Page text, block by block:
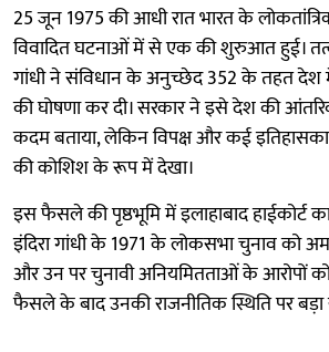
25 जून 1975 की आधी रात भारत के
विवादित घटनाओं में से एक की शुरुआत हुई।
गांधी ने संविधान के अनुच्छेद 352 के तहत
की घोषणा कर दी। सरकार ने इसे देश की
कदम बताया, लेकिन विपक्ष और कई
की कोशिश के रूप में देखा।
इस फैसले की पृष्ठभूमि में इलाहाबाद हाईकोर्ट
इंदिरा गांधी के 1971 के लोकसभा चुनाव को
और उन पर चुनावी अनियमितताओं के आरोपों को
फैसले के बाद उनकी राजनीतिक स्थिति पर